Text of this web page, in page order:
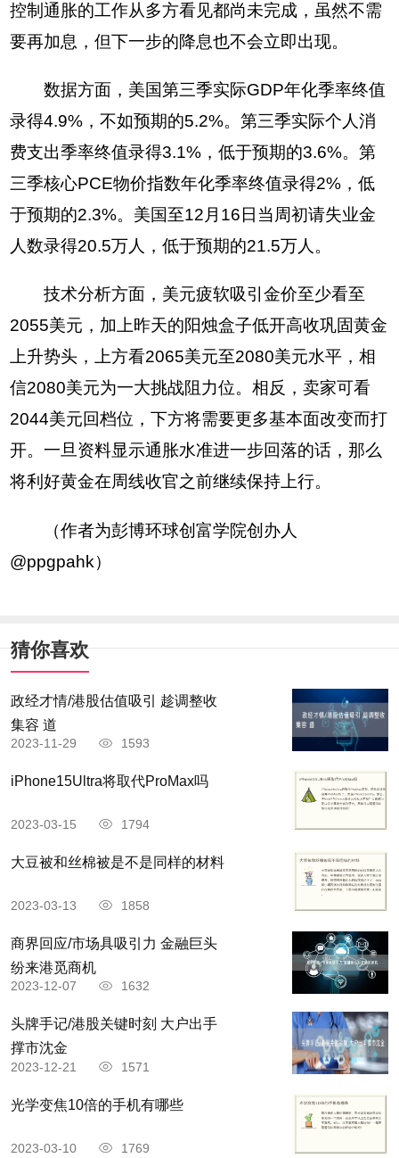
控制通胀的工作从多方看见都尚未完成，虽然不需
要再加息，但下一步的降息也不会立即出现。
数据方面，美国第三季实际GDP年化季率终值
录得4.9%，不如预期的5.2%。第三季实际个人消
费支出季率终值录得3.1%，低于预期的3.6%。第
三季核心PCE物价指数年化季率终值录得2%，低
于预期的2.3%。美国至12月16日当周初请失业金
人数录得20.5万人，低于预期的21.5万人。
技术分析方面，美元疲软吸引金价至少看至
2055美元，加上昨天的阳烛盒子低开高收巩固黄金
上升势头，上方看2065美元至2080美元水平，相
信2080美元为一大挑战阻力位。相反，卖家可看
2044美元回档位，下方将需要更多基本面改变而打
开。一旦资料显示通胀水准进一步回落的话，那么
将利好黄金在周线收官之前继续保持上行。
（作者为彭博环球创富学院创办人
@ppgpahk）
猜你喜欢
政经才情/港股估值吸引 趁调整收
集容 道
2023-11-29 1593
iPhone15Ultra将取代ProMax吗
2023-03-15 1794
大豆被和丝棉被是不是同样的材料
2023-03-13 1858
商界回应/市场具吸引力 金融巨头
纷来港觅商机
2023-12-07 1632
头牌手记/港股关键时刻 大户出手
撑市沈金
2023-12-21 1571
光学变焦10倍的手机有哪些
2023-03-10 1769